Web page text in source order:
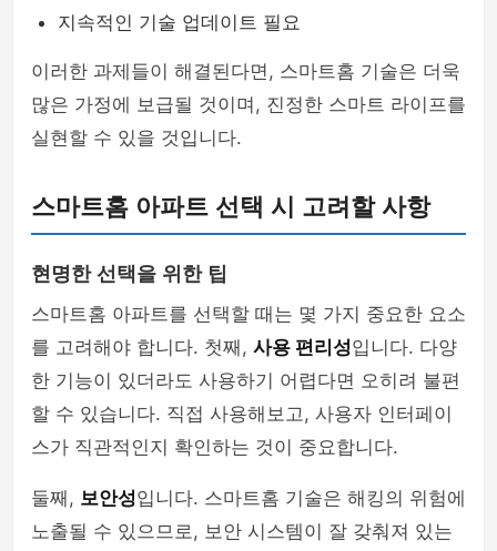
지속적인 기술 업데이트 필요
이러한 과제들이 해결된다면, 스마트홈 기술은 더욱
많은 가정에 보급될 것이며, 진정한 스마트 라이프를
실현할 수 있을 것입니다.
스마트홈 아파트 선택 시 고려할 사항
현명한 선택을 위한 팁
스마트홈 아파트를 선택할 때는 몇 가지 중요한 요소
를 고려해야 합니다. 첫째, 사용 편리성입니다. 다양
한 기능이 있더라도 사용하기 어렵다면 오히려 불편
할 수 있습니다. 직접 사용해보고, 사용자 인터페이
스가 직관적인지 확인하는 것이 중요합니다.
둘째, 보안성입니다. 스마트홈 기술은 해킹의 위험에
노출될 수 있으므로, 보안 시스템이 잘 갖춰져 있는